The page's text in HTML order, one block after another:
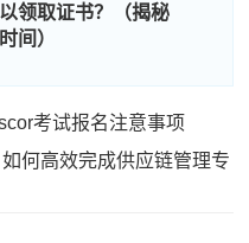
领取证书？（揭秘
间）
考试报名注意事项
何高效完成供应链管理专
2026-08-08
2026-08-08